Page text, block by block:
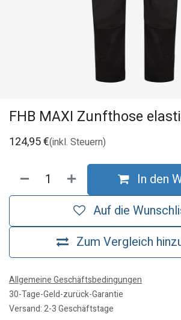
FHB MAXI Zunfthose
124,95€(inkl. Steuern)
In den
Zum Vergleich
Auf die
Allgemeine Geschäftsbedingungen
30-Tage-Geld-zurück-Garantie
Versand: 2-3 Geschäftstage